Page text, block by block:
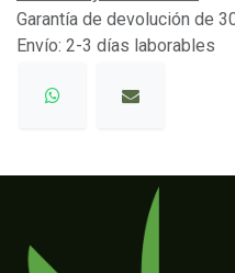
Garantía de devolución de
Envío: 2-3 días laborables